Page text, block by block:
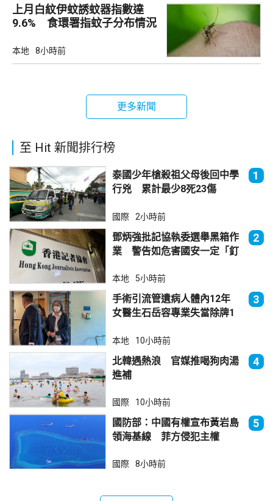
上月白紋伊蚊誘蚊器指數達
9.6% 食環署指蚊子分布情況
本地 8小時前
更多新聞
至 Hit 新聞排行榜
泰國少年槍殺祖父母後回中學
行兇 累計最少8死23傷
1
國際 2小時前
鄧炳強批記協執委選舉黑箱作
業 警告如危害國安一定「釘
2
本地 5小時前
手術引流管遺病人體內12年
女醫生石岳容專業失當除牌1
3
本地 10小時前
北韓遇熱浪 官媒推喝狗肉湯
進補
4
國際 10小時前
國防部：中國有權宣布黃岩島
領海基線 菲方侵犯主權
5
國際 8小時前